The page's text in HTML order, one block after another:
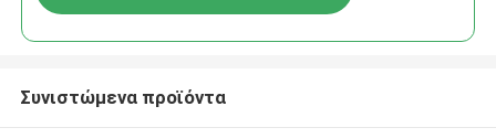
Συνιστώμενα προϊόντα